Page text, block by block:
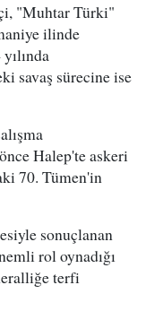
"Muhtar Türki"
ilinde
savaş sürecine ise
Halep'te askeri
70. Tümen'in
sonuçlanan
rol oynadığı
terfi